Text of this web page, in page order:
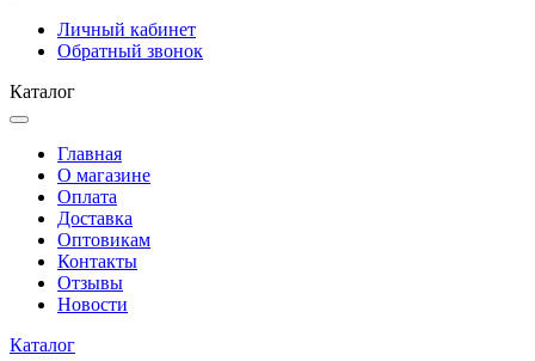
Личный кабинет
Обратный звонок
Каталог
Главная
О магазине
Оплата
Доставка
Оптовикам
Контакты
Отзывы
Новости
Каталог